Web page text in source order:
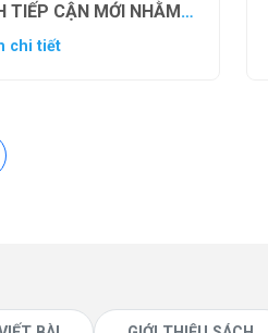
TIẾP CẬN MỚI NHẰM
HÓA TỶ LỆ THÀNH
chi tiết